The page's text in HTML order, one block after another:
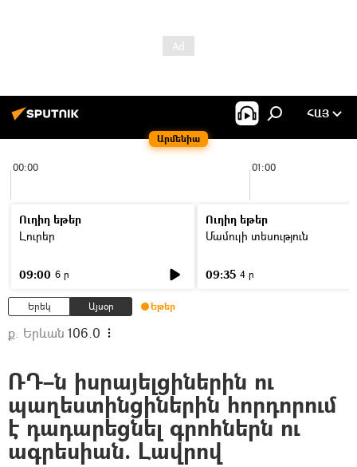
Արմենիա
ՀԱՅ
00:00 01:00
Ուղիղ եթեր
Լուրեր
09:00 6 ր
Ուղիղ եթեր
Մամուլի տեսություն
09:35 4 ր
Երեկ Այսօր Եթեր
ք. Երևան 106.0
ՌԴ–ն իսրայելցիներին ու
պաղեստինցիներին հորդորում
է դադարեցնել գրոհներն ու
ագրեսիան. Լավրով